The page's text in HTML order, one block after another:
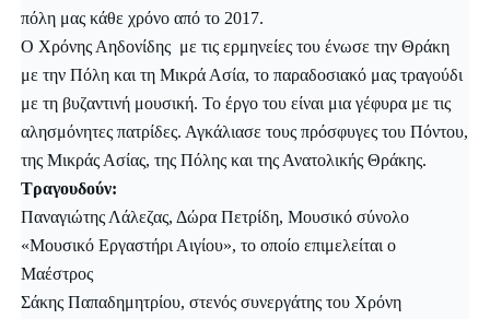
πόλη μας κάθε χρόνο από το 2017.
Ο Χρόνης Αηδονίδης με τις ερμηνείες του ένωσε την Θράκη
με την Πόλη και τη Μικρά Ασία, το παραδοσιακό μας τραγούδι
με τη βυζαντινή μουσική. Το έργο του είναι μια γέφυρα με τις
αλησμόνητες πατρίδες. Αγκάλιασε τους πρόσφυγες του Πόντου,
της Μικράς Ασίας, της Πόλης και της Ανατολικής Θράκης.
Τραγουδούν:
Παναγιώτης Λάλεζας, Δώρα Πετρίδη, Μουσικό σύνολο
«Μουσικό Εργαστήρι Αιγίου», το οποίο επιμελείται ο
Μαέστρος
Σάκης Παπαδημητρίου, στενός συνεργάτης του Χρόνη